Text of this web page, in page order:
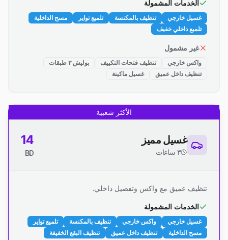
الخدمات المشمولة
غسيل خارجي تنظيف بالمكنسة تلميع تواير
مسح الداخلية
تلميع داخلي خفيف
غير مشمول
واكس خارجي تنظيف فتحات التكييف
بوليش ٣ طبقات
تنظيف داخل عميق
غسيل ماكينة
الأكثر شعبية
غسيل مميز
٣ ساعات
14
BD
تنظيف عميق مع واكس وتفصيل داخلي.
الخدمات المشمولة
غسيل خارجي واكس خارجي تنظيف بالمكنسة
تلميع تواير
مسح الداخلية
تنظيف داخل عميق تنظيف البقع الخفيفة